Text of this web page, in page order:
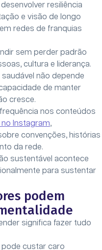
resiliência
e visão de longo
redes de franquias
sem perder padrão
cultura e liderança.
não depende
de manter
cresce.
nos conteúdos
no Instagram,
convenções, histórias
da rede.
sustentável acontece
para sustentar
podem
significa fazer tudo
pode custar caro